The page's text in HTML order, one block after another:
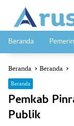
konten
Beranda
Beranda Beranda
Beranda
Pemkab
Publik